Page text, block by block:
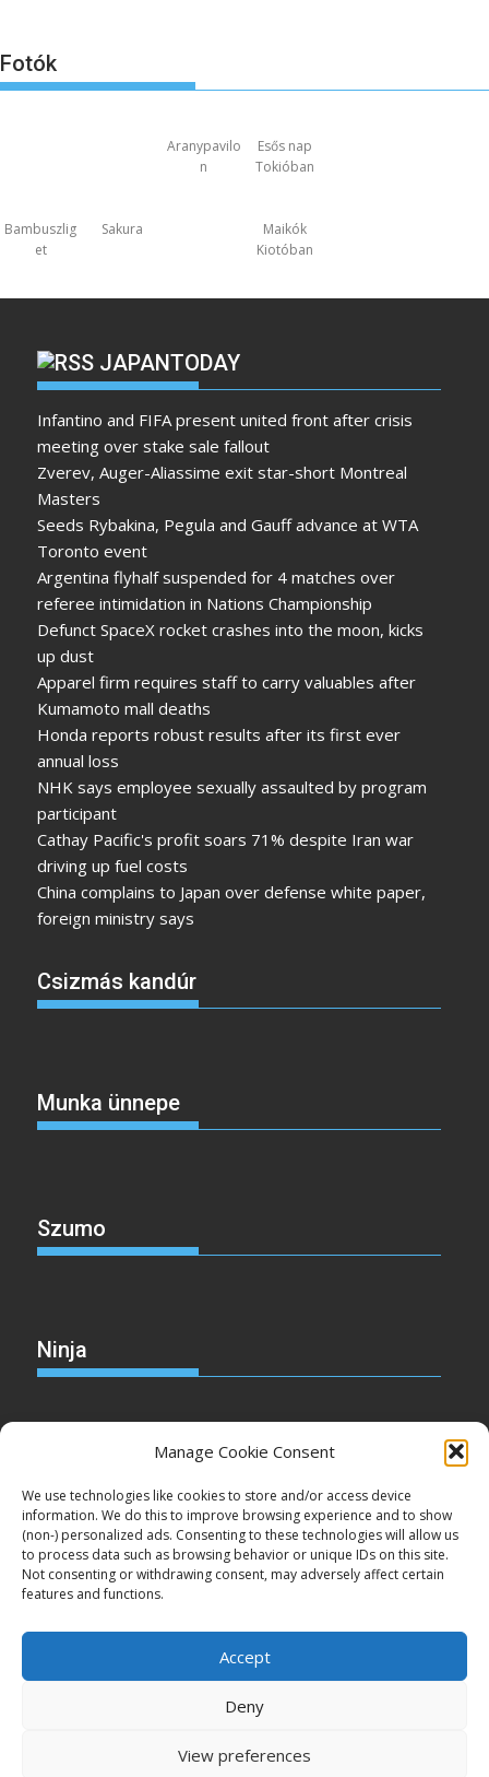
Manage Cookie Consent
We use technologies like cookies to store and/or access device
information. We do this to improve browsing experience and to show
(non-) personalized ads. Consenting to these technologies will allow us
to process data such as browsing behavior or unique IDs on this site.
Not consenting or withdrawing consent, may adversely affect certain
features and functions.
Accept
Deny
View preferences
Fotók
Aranypavilo
n
Esős nap
Tokióban
Bambuszlig
et
Sakura
Maikók
Kiotóban
JAPANTODAY
Infantino and FIFA present united front after crisis
meeting over stake sale fallout
Zverev, Auger-Aliassime exit star-short Montreal
Masters
Seeds Rybakina, Pegula and Gauff advance at WTA
Toronto event
Argentina flyhalf suspended for 4 matches over
referee intimidation in Nations Championship
Defunct SpaceX rocket crashes into the moon, kicks
up dust
Apparel firm requires staff to carry valuables after
Kumamoto mall deaths
Honda reports robust results after its first ever
annual loss
NHK says employee sexually assaulted by program
participant
Cathay Pacific's profit soars 71% despite Iran war
driving up fuel costs
China complains to Japan over defense white paper,
foreign ministry says
Csizmás kandúr
Munka ünnepe
Szumo
Ninja
Cake
Proudly powered by WordPress